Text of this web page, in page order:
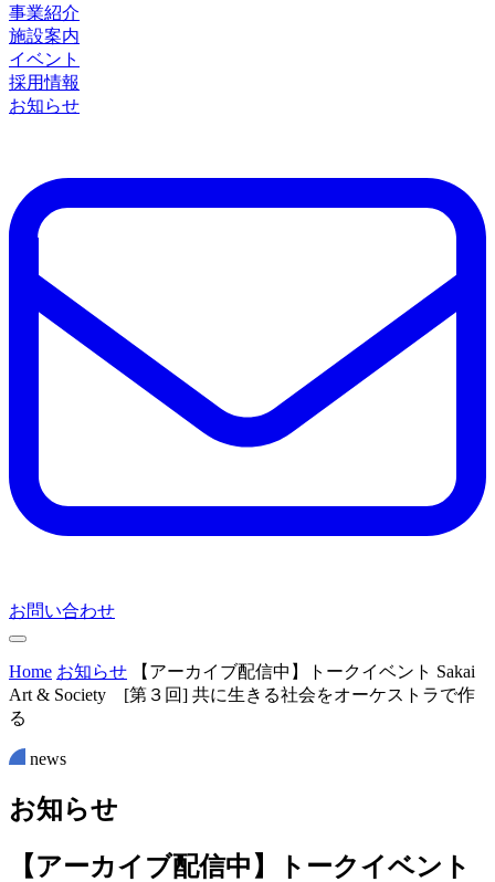
事業紹介
施設案内
イベント
採用情報
お知らせ
お問い合わせ
Home お知らせ
【アーカイブ配信中】トークイベント Sakai
Art & Society [第３回] 共に生きる社会をオーケストラで作
る
news
お知らせ
【アーカイブ配信中】トークイベント